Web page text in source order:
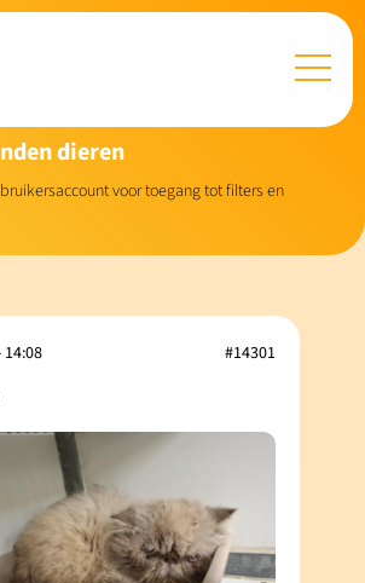
dieren
voor toegang tot filters en
#14301